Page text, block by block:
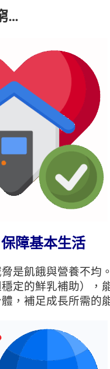
…
保障基本生活
是飢餓與營養不均
定的鮮乳補助），
，補足成長所需的